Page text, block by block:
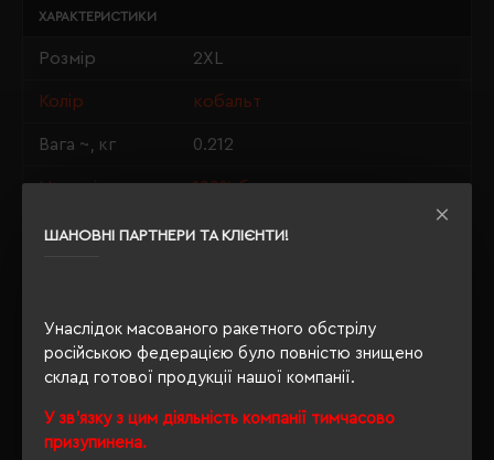
ШАНОВНІ ПАРТНЕРИ ТА КЛІЄНТИ!
Унаслідок масованого ракетного обстрілу
російською федерацією було повністю знищено
склад готової продукції нашої компанії.
У зв'язку з цим діяльність компанії тимчасово
призупинена.
ХАРАКТЕРИСТИКИ
Розмір 2XL
Колір кобальт
Вага ~, кг 0.212
Матеріали 100% бавовна
Стать унісекс
Щільність 190 г/м²
Крій прямий
Розпакування
упаковки